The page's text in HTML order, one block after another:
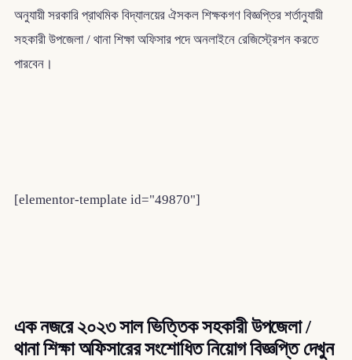
অনুযায়ী সরকারি প্রাথমিক বিদ্যালয়ের ঐসকল শিক্ষকগণ বিজ্ঞপ্তির শর্তানুযায়ী
সহকারী উপজেলা / থানা শিক্ষা অফিসার পদে অনলাইনে রেজিস্ট্রেশন করতে
পারবেন।
[elementor-template id="49870"]
এক নজরে ২০২৩ সাল ভিত্তিক সহকারী উপজেলা /
থানা শিক্ষা অফিসারের সংশোধিত নিয়োগ বিজ্ঞপ্তি দেখুন